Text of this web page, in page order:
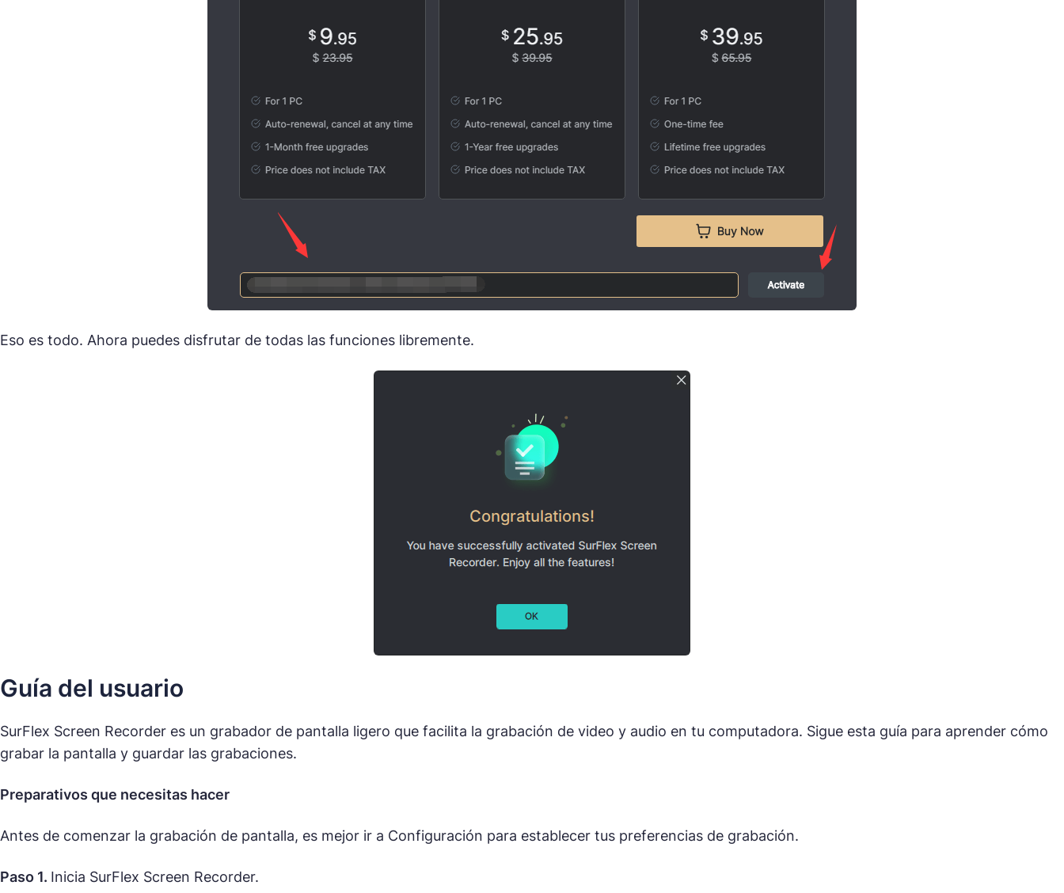
Eso es todo. Ahora puedes disfrutar de todas las funciones libremente.
Guía del usuario
SurFlex Screen Recorder es un grabador de pantalla ligero que facilita la grabación de video y audio en tu computadora. Sigue esta guía para aprender cómo
grabar la pantalla y guardar las grabaciones.
Preparativos que necesitas hacer
Antes de comenzar la grabación de pantalla, es mejor ir a Configuración para establecer tus preferencias de grabación.
Paso 1. Inicia SurFlex Screen Recorder.